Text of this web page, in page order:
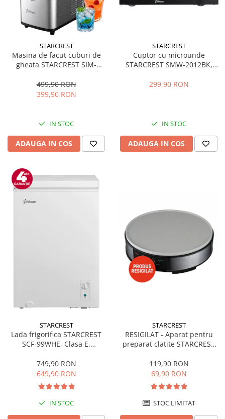
STARCREST
Masina de facut cuburi de
gheata STARCREST SIM-
12Kg/24h, Cos gheata
detasabil, Rezervor apa 0.8 l,
499,90 RON
399,90 RON
IN STOC
ADAUGA IN COS
STARCREST
Cuptor cu microunde
STARCREST SMW-2012BK,
mecanic, 6 Trepte de putere,
299,90 RON
IN STOC
ADAUGA IN COS
STARCREST
Lada frigorifica STARCREST
SCF-99WHE, Clasa E,
convertibil - functie frigider,
Termostat reglabil, Alb
749,90 RON
649,90 RON
IN STOC
STARCREST
RESIGILAT - Aparat pentru
preparat clatite STARCREST
invelis ceramic antiaderent,
30 cm, Inox / Negru
119,90 RON
69,90 RON
STOC LIMITAT